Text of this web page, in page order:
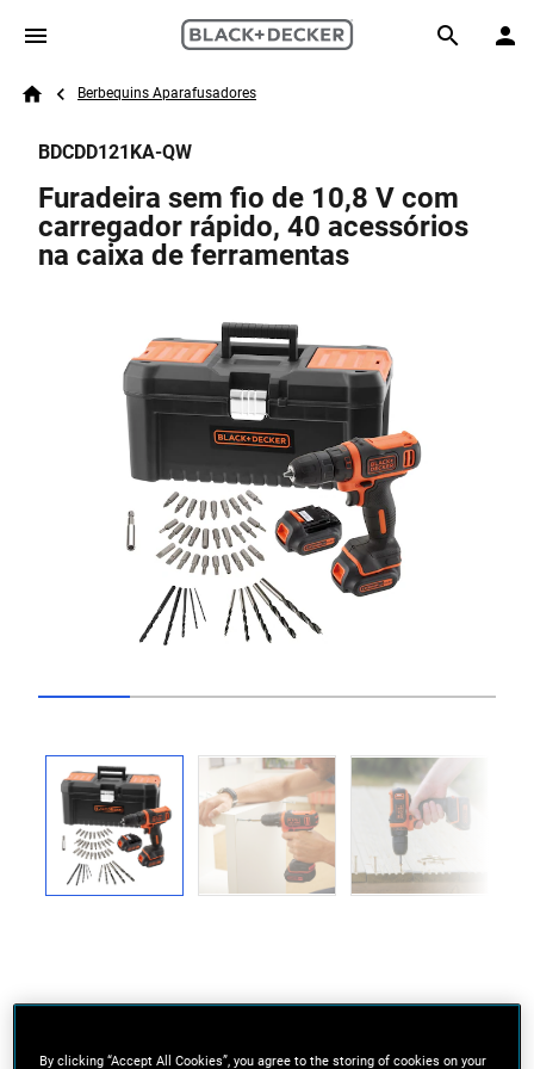
Skip to main content
Search
Breadcrumb
Berbequins Aparafusadores
Previous
BDCDD121KA-QW
Furadeira sem fio de 10,8 V com
carregador rápido, 40 acessórios
na caixa de ferramentas
Ultra compacto e leve: ideal para utilizar em áreas
By clicking “Accept All Cookies”, you agree to the storing of cookies on your